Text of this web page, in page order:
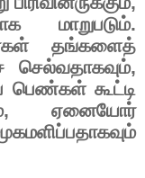
மாறுபடும்.
தங்களைத்
செல்வதாகவும்,
பெண்கள் கூட்டி
, ஏனையோர்